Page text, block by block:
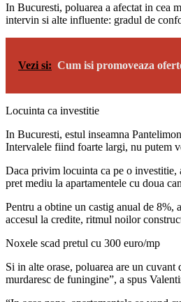
In Bucuresti, poluarea a afectat in cea
intervin si alte influente: gradul de
Vezi si: Cum isi promoveaza
Locuinta ca investitie
In Bucuresti, estul inseamna
Intervalele fiind foarte largi, nu putem
Daca privim locuinta ca pe o investitie,
pret mediu la apartamentele cu doua
Pentru a obtine un castig anual de 8%,
accesul la credite, ritmul noilor
Noxele scad pretul cu 300 euro/mp
Si in alte orase, poluarea are un
murdaresc de funingine”, a spus